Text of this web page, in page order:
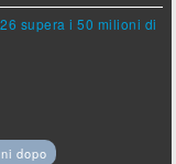
supera i 50 milioni di
dopo